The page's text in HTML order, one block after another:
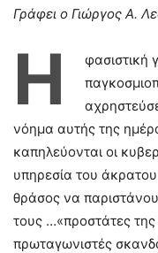
Γράφει ο Γιώργος Α.
Η
φασιστική
νόημα αυτής της
καπηλεύονται οι
υπηρεσία του
θράσος να
τους …«προστάτες της
πρωταγωνιστές